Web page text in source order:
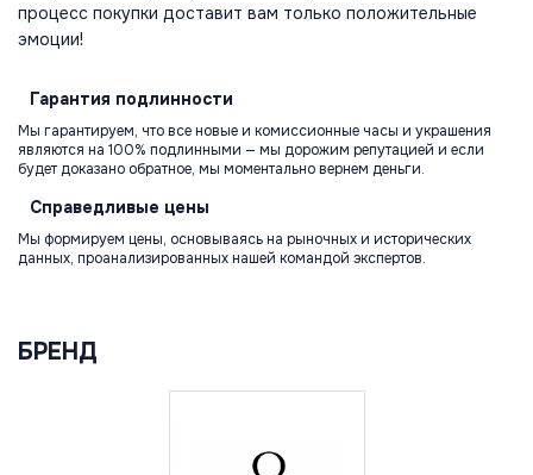
процесс покупки доставит вам только положительные
эмоции!
Гарантия подлинности
Мы гарантируем, что все новые и комиссионные часы и украшения
являются на 100% подлинными — мы дорожим репутацией и если
будет доказано обратное, мы моментально вернем деньги.
Справедливые цены
Мы формируем цены, основываясь на рыночных и исторических
данных, проанализированных нашей командой экспертов.
БРЕНД